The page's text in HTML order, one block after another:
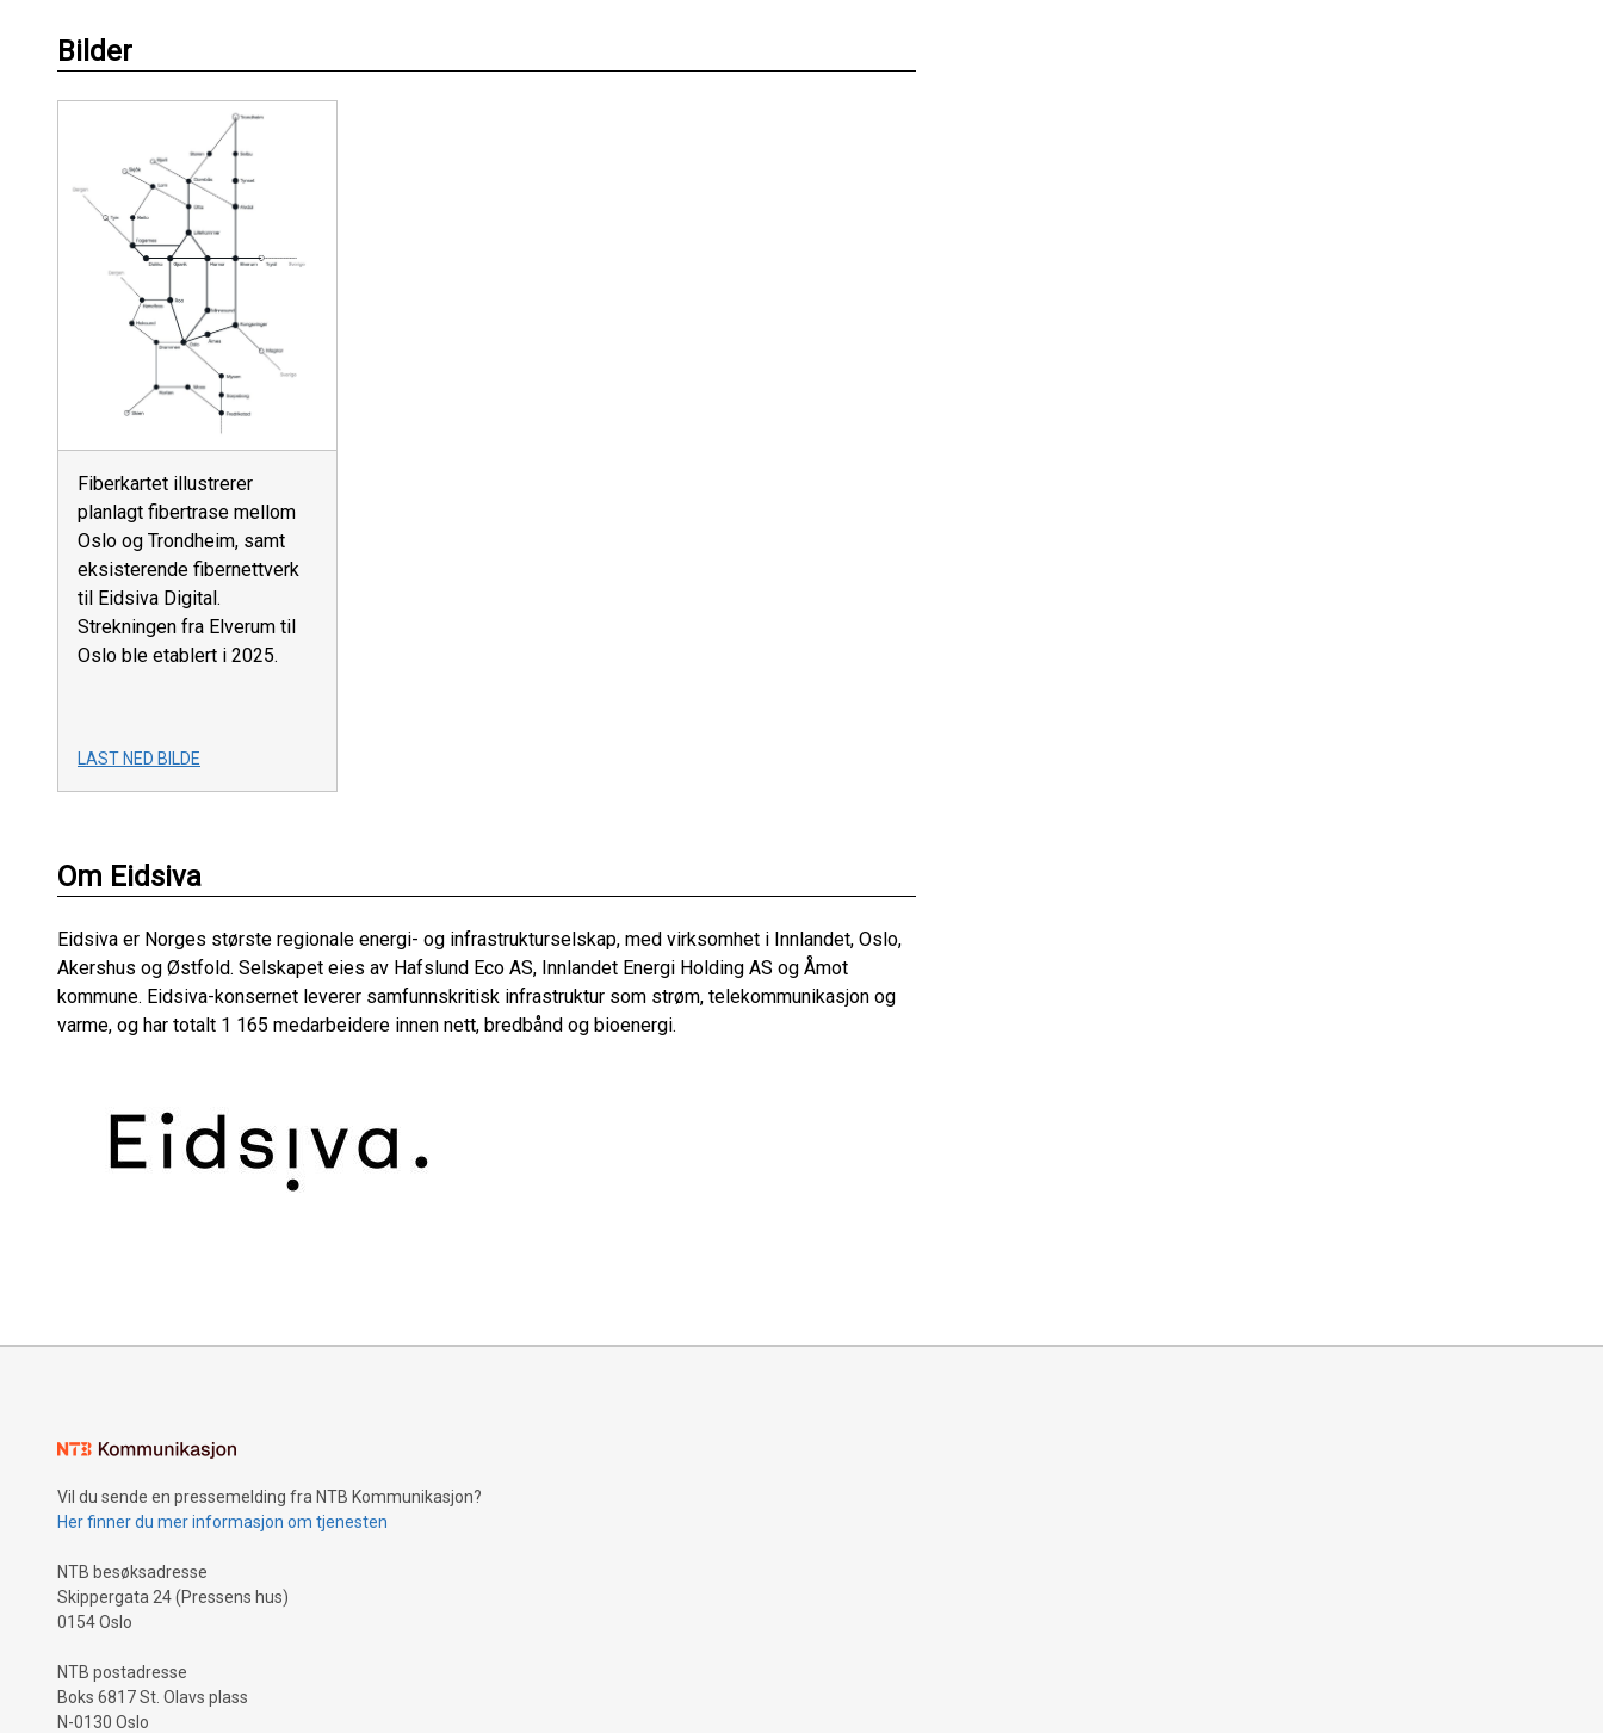
Bilder
Fiberkartet illustrerer
planlagt fibertrase mellom
Oslo og Trondheim, samt
eksisterende fibernettverk
til Eidsiva Digital.
Strekningen fra Elverum til
Oslo ble etablert i 2025.
LAST NED BILDE
Om Eidsiva
Eidsiva er Norges største regionale energi- og infrastrukturselskap, med virksomhet i Innlandet, Oslo,
Akershus og Østfold. Selskapet eies av Hafslund Eco AS, Innlandet Energi Holding AS og Åmot
kommune. Eidsiva-konsernet leverer samfunnskritisk infrastruktur som strøm, telekommunikasjon og
varme, og har totalt 1 165 medarbeidere innen nett, bredbånd og bioenergi.
Vil du sende en pressemelding fra NTB Kommunikasjon?
Her finner du mer informasjon om tjenesten
NTB besøksadresse
Skippergata 24 (Pressens hus)
0154 Oslo
NTB postadresse
Boks 6817 St. Olavs plass
N-0130 Oslo